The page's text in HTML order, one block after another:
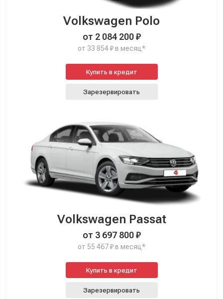
Volkswagen Polo
от 2 084 200 ₽
от 33 854 ₽ в месяц*
Купить в кредит
Зарезервировать
Volkswagen Passat
от 3 697 800 ₽
от 55 467 ₽ в месяц*
Купить в кредит
Зарезервировать